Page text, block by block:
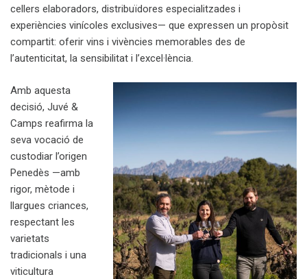
cellers elaboradors, distribuïdores especialitzades i
experiències vinícoles exclusives— que expressen un propòsit
compartit: oferir vins i vivències memorables des de
l’autenticitat, la sensibilitat i l’excel·lència.
Amb aquesta
decisió, Juvé &
Camps reafirma la
seva vocació de
custodiar l’origen
Penedès —amb
rigor, mètode i
llargues criances,
respectant les
varietats
tradicionals i una
viticultura